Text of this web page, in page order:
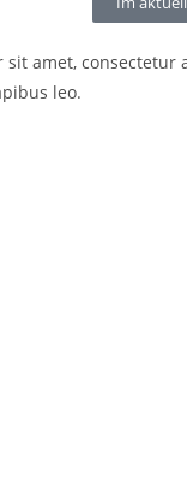
sit amet,
leo.